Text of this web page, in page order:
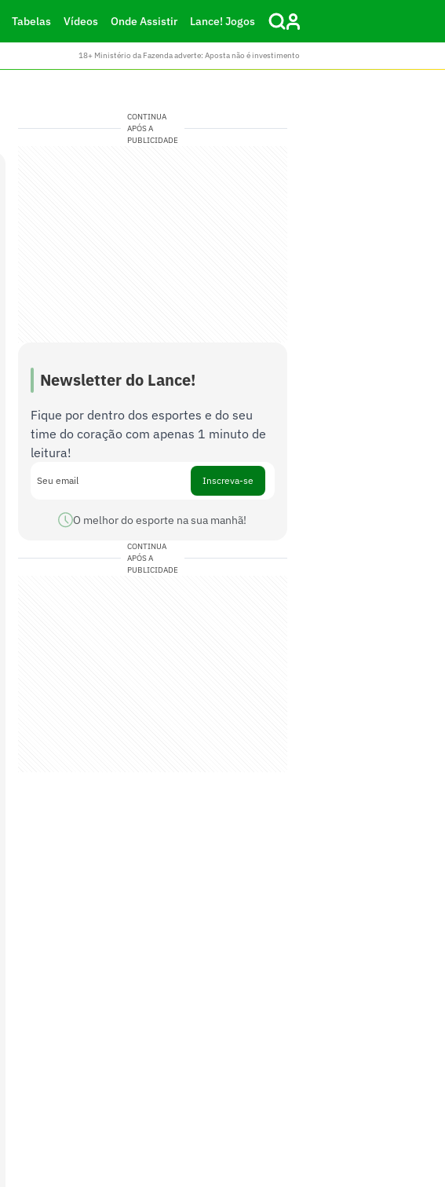
Tabelas Vídeos Onde Assistir Lance! Jogos
18+ Ministério da Fazenda adverte: Aposta não é investimento
CONTINUA
APÓS A
PUBLICIDADE
Newsletter do Lance!
Fique por dentro dos esportes e do seu
time do coração com apenas 1 minuto de
leitura!
Inscreva-se
O melhor do esporte na sua manhã!
CONTINUA
APÓS A
PUBLICIDADE